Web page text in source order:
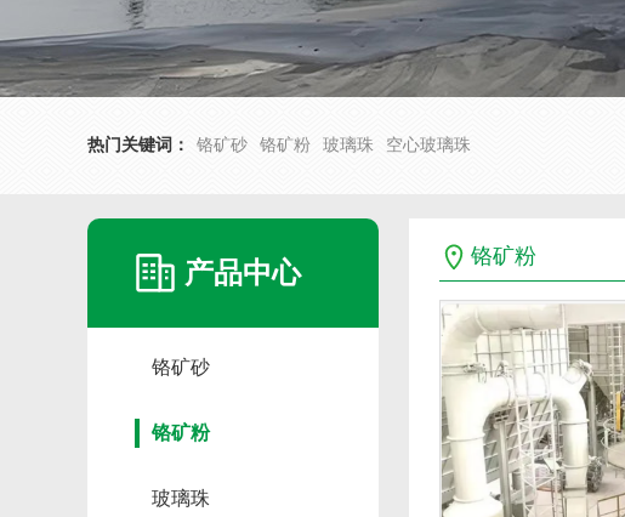
热门关键词： 铬矿砂 铬矿粉 玻璃珠 空心玻璃珠
产品中心
铬矿砂
铬矿粉
玻璃珠
铬矿粉